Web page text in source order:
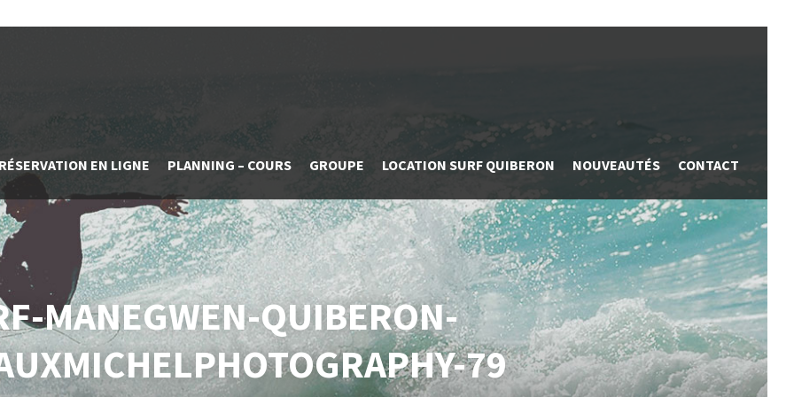
RÉSERVATION EN LIGNE PLANNING – COURS GROUPE LOCATION SURF QUIBERON NOUVEAUTÉS CONTACT
MANEGWEN-QUIBERON-
79